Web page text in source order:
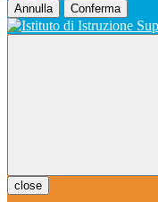
Annulla Conferma
close